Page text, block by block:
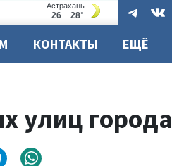
КОНТАКТЫ ЕЩЁ
улиц города